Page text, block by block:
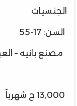
الجنسيات
السن: 17-55
مصنع بانيه –